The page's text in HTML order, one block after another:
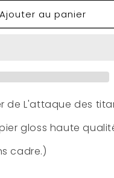
Ajouter au panier
de L'attaque des
gloss haute
cadre.)